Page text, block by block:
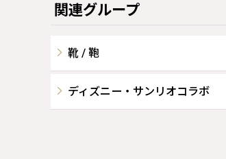
関連グループ
靴 / 鞄
ディズニー・サンリオコラボ